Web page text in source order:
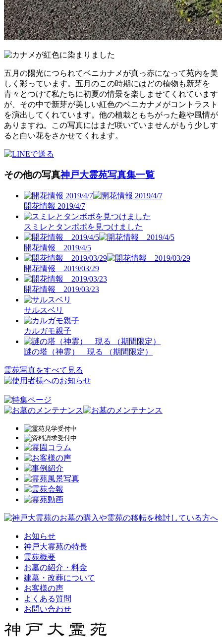
五月の陽光につられてベニカナメが真っ赤になって苑内を美
しく彩っています。五月のこの時期にはどの植物も新芽を
青々とつけて私たちに初夏の情景を楽しませてくれています
が、その中で新芽が美しい紅色のベニカナメがコントラスト
を演出してくれています。他の植栽ともちがった趣や風情が
ありますね。この写真にはまだ咲いていませんがもう少しす
ると白い花をさかせてくれます。
その他の写真神戸大霊苑写真集一覧
開花情報 2019/4/7
スミレとタンポポを見つけました
開花情報 2019/4/5
開花情報 2019/03/29
開花情報 2019/03/23
サルスベリ
カルガモ親子
謎の塔（神霊） 現る （期間限定）
霊苑写真をすべて見る
お知らせ
神戸大霊苑の特長
霊苑概要
お墓の紹介・料金
建墓・改葬について
お客様の声
よくある質問
お問い合わせ